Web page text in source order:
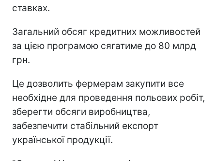
ставках.
Загальний обсяг кредитних можливостей
за цією програмою сягатиме до 80 млрд
грн.
Це дозволить фермерам закупити все
необхідне для проведення польових робіт,
зберегти обсяги виробництва,
забезпечити стабільний експорт
української продукції.